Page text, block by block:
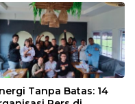
Tanpa Batas: 14